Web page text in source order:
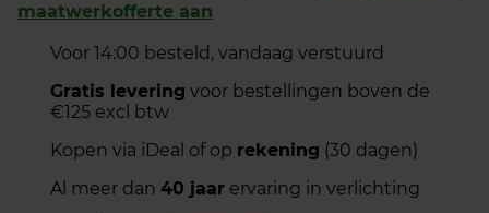
maatwerkofferte aan
Voor 14:00 besteld, vandaag verstuurd
Gratis levering voor bestellingen boven de
€125 excl btw
Kopen via iDeal of op rekening (30 dagen)
Al meer dan 40 jaar ervaring in verlichting